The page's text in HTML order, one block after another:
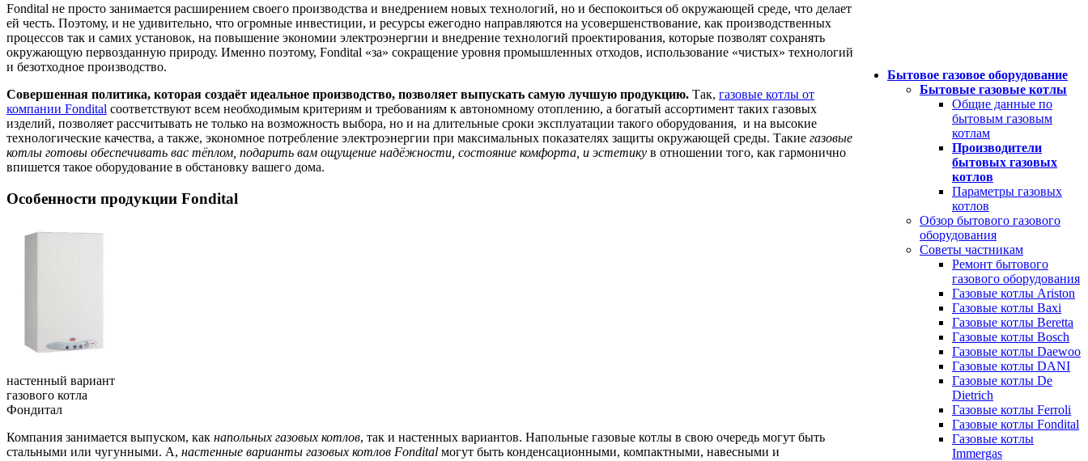
Fondital не просто занимается расширением своего производства и внедрением новых технологий, но и беспокоиться об окружающей среде, что делает
ей честь. Поэтому, и не удивительно, что огромные инвестиции, и ресурсы ежегодно направляются на усовершенствование, как производственных
процессов так и самих установок, на повышение экономии электроэнергии и внедрение технологий проектирования, которые позволят сохранять
окружающую первозданную природу. Именно поэтому, Fondital «за» сокращение уровня промышленных отходов, использование «чистых» технологий
и безотходное производство.
Совершенная политика, которая создаёт идеальное производство, позволяет выпускать самую лучшую продукцию. Так, газовые котлы от
компании Fondital соответствуют всем необходимым критериям и требованиям к автономному отоплению, а богатый ассортимент таких газовых
изделий, позволяет рассчитывать не только на возможность выбора, но и на длительные сроки эксплуатации такого оборудования, и на высокие
технологические качества, а также, экономное потребление электроэнергии при максимальных показателях защиты окружающей среды. Такие газовые
котлы готовы обеспечивать вас тёплом, подарить вам ощущение надёжности, состояние комфорта, и эстетику в отношении того, как гармонично
впишется такое оборудование в обстановку вашего дома.
Особенности продукции Fondital
настенный вариант
газового котла
Фондитал
Компания занимается выпуском, как напольных газовых котлов, так и настенных вариантов. Напольные газовые котлы в свою очередь могут быть
стальными или чугунными. А, настенные варианты газовых котлов Fondital могут быть конденсационными, компактными, навесными и
Бытовое газовое оборудование
Бытовые газовые котлы
Общие данные по
бытовым газовым
котлам
Производители
бытовых газовых
котлов
Параметры газовых
котлов
Обзор бытового газового
оборудования
Советы частникам
Ремонт бытового
газового оборудования
Газовые котлы Ariston
Газовые котлы Baxi
Газовые котлы Beretta
Газовые котлы Bosch
Газовые котлы Daewoo
Газовые котлы DANI
Газовые котлы De
Dietrich
Газовые котлы Ferroli
Газовые котлы Fondital
Газовые котлы
Immergas